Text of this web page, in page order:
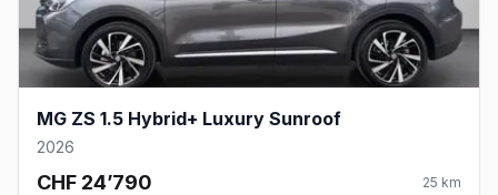
MG ZS 1.5 Hybrid+ Luxury Sunroof
2026
CHF 24’790 25 km